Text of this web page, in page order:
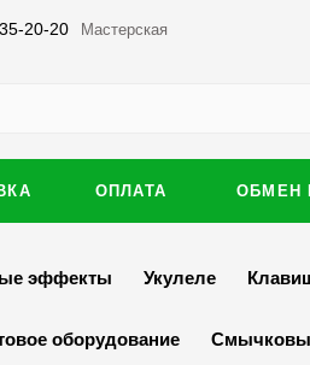
20-20 Мастерская
ОПЛАТА ОБМЕН
эффекты Укулеле
оборудование